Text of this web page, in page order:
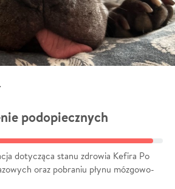
podopiecznych
dotycząca stanu zdrowia Kefira Po
oraz pobraniu płynu mózgowo-